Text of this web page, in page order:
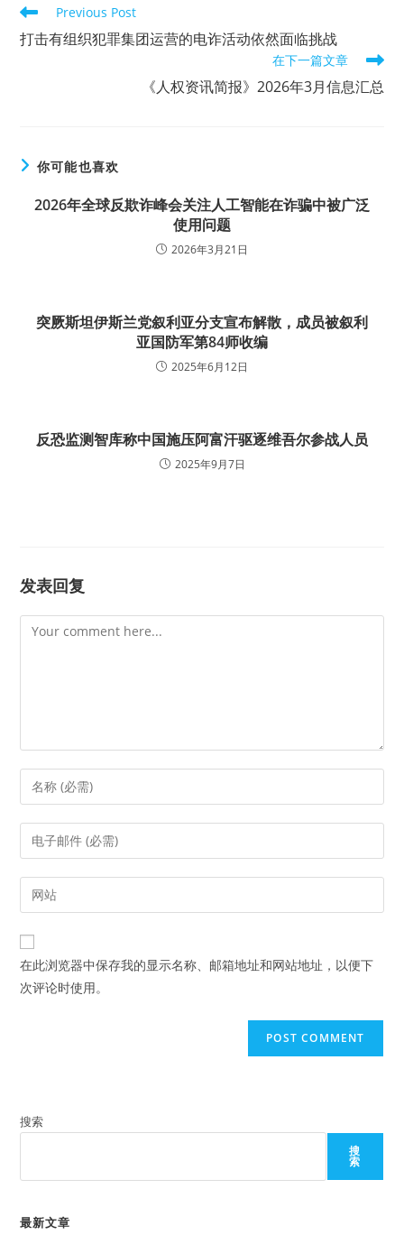
Read
more
articles
Previous Post
打击有组织犯罪集团运营的电诈活动依然面临挑战
在下一篇文章
《人权资讯简报》2026年3月信息汇总
你可能也喜欢
2026年全球反欺诈峰会关注人工智能在诈骗中被广泛
使用问题
2026年3月21日
突厥斯坦伊斯兰党叙利亚分支宣布解散，成员被叙利
亚国防军第84师收编
2025年6月12日
反恐监测智库称中国施压阿富汗驱逐维吾尔参战人员
2025年9月7日
发表回复
Comment
Enter
your
name
comment
Enter
your
email
address
comment
Enter
your
website
URL
(optional)
在此浏览器中保存我的显示名称、邮箱地址和网站地址，以便下
次评论时使用。
搜索
搜
索
最新文章